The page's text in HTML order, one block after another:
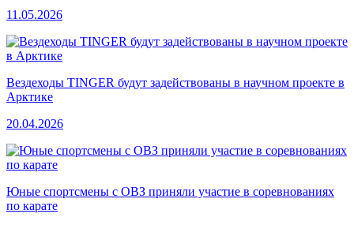
11.05.2026
Вездеходы TINGER будут задействованы в научном проекте в
Арктике
20.04.2026
Юные спортсмены с ОВЗ приняли участие в соревнованиях
по карате